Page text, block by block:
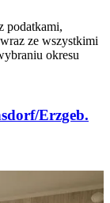
podatkami,
ze wszystkimi
okresu
Erzgeb.